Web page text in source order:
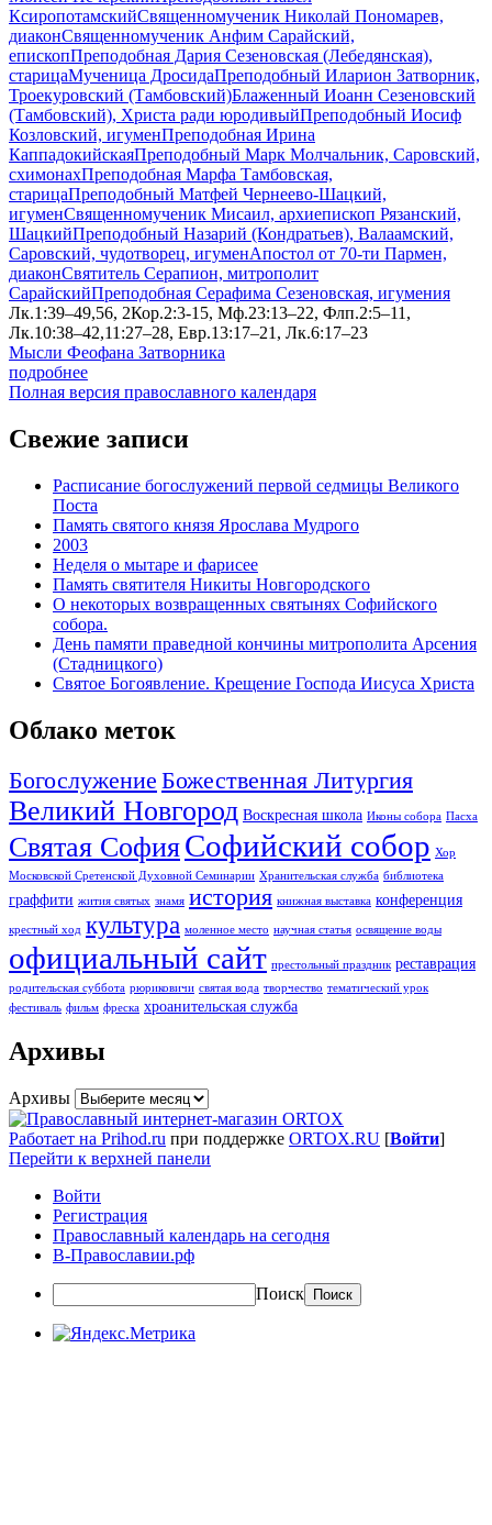
КсиропотамскийСвященномученик Николай Пономарев,
диаконСвященномученик Анфим Сарайский,
епископПреподобная Дария Сезеновская (Лебедянская),
старицаМученица ДросидаПреподобный Иларион Затворник,
Троекуровский (Тамбовский)Блаженный Иоанн Сезеновский
(Тамбовский), Христа ради юродивыйПреподобный Иосиф
Козловский, игуменПреподобная Ирина
КаппадокийскаяПреподобный Марк Молчальник, Саровский,
схимонахПреподобная Марфа Тамбовская,
старицаПреподобный Матфей Чернеево-Шацкий,
игуменСвященномученик Мисаил, архиепископ Рязанский,
ШацкийПреподобный Назарий (Кондратьев), Валаамский,
Саровский, чудотворец, игуменАпостол от 70-ти Пармен,
диаконСвятитель Серапион, митрополит
СарайскийПреподобная Серафима Сезеновская, игумения
Лк.1:39–49,56, 2Кор.2:3-15, Мф.23:13–22, Флп.2:5–11,
Лк.10:38–42,11:27–28, Евр.13:17–21, Лк.6:17–23
Мысли Феофана Затворника
подробнее
Полная версия православного календаря
Свежие записи
Расписание богослужений первой седмицы Великого
Поста
Память святого князя Ярослава Мудрого
2003
Неделя о мытаре и фарисее
Память святителя Никиты Новгородского
О некоторых возвращенных святынях Софийского
собора.
День памяти праведной кончины митрополита Арсения
(Стадницкого)
Святое Богоявление. Крещение Господа Иисуса Христа
Облако меток
Богослужение Божественная Литургия
Великий Новгород Воскресная школа Иконы собора Пасха
Святая СофияСофийский собор Хор
Московской Сретенской Духовной Семинарии Хранительская служба библиотека
граффити жития святых знамя история книжная выставка конференция
крестный ход культура моленное место научная статья освящение воды
официальный сайт престольный праздник реставрация
родительская суббота рюриковичи святая вода творчество тематический урок
фестиваль фильм фреска хроанительская служба
Архивы
Архивы
Работает на Prihod.ru при поддержке ORTOX.RU [Войти]
Перейти к верхней панели
Войти
Регистрация
Православный календарь на сегодня
В-Православии.рф
Поиск